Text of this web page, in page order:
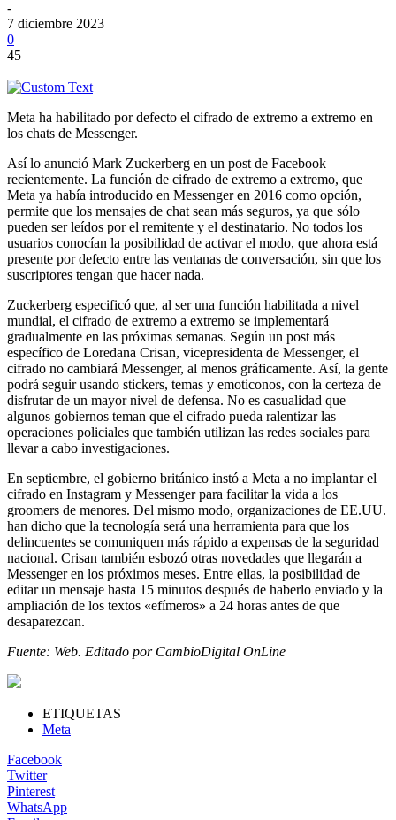
-
7 diciembre 2023
0
45
Meta ha habilitado por defecto el cifrado de extremo a extremo en
los chats de Messenger.
Así lo anunció Mark Zuckerberg en un post de Facebook
recientemente. La función de cifrado de extremo a extremo, que
Meta ya había introducido en Messenger en 2016 como opción,
permite que los mensajes de chat sean más seguros, ya que sólo
pueden ser leídos por el remitente y el destinatario. No todos los
usuarios conocían la posibilidad de activar el modo, que ahora está
presente por defecto entre las ventanas de conversación, sin que los
suscriptores tengan que hacer nada.
Zuckerberg especificó que, al ser una función habilitada a nivel
mundial, el cifrado de extremo a extremo se implementará
gradualmente en las próximas semanas. Según un post más
específico de Loredana Crisan, vicepresidenta de Messenger, el
cifrado no cambiará Messenger, al menos gráficamente. Así, la gente
podrá seguir usando stickers, temas y emoticonos, con la certeza de
disfrutar de un mayor nivel de defensa. No es casualidad que
algunos gobiernos teman que el cifrado pueda ralentizar las
operaciones policiales que también utilizan las redes sociales para
llevar a cabo investigaciones.
En septiembre, el gobierno británico instó a Meta a no implantar el
cifrado en Instagram y Messenger para facilitar la vida a los
groomers de menores. Del mismo modo, organizaciones de EE.UU.
han dicho que la tecnología será una herramienta para que los
delincuentes se comuniquen más rápido a expensas de la seguridad
nacional. Crisan también esbozó otras novedades que llegarán a
Messenger en los próximos meses. Entre ellas, la posibilidad de
editar un mensaje hasta 15 minutos después de haberlo enviado y la
ampliación de los textos «efímeros» a 24 horas antes de que
desaparezcan.
Fuente: Web. Editado por CambioDigital OnLine
ETIQUETAS
Meta
Facebook
Twitter
Pinterest
WhatsApp